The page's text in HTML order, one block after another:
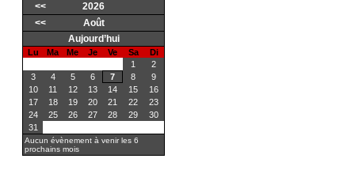
<<
2026
<<
Août
Aujourd’hui
Lu Ma Me Je Ve Sa
Di
1
2
3
4 5 6 7 8
9
10
11 12 13 14 15
16
17
18 19 20 21 22
23
24
25 26 27 28 29
30
31
Aucun évènement à venir les 6
prochains mois